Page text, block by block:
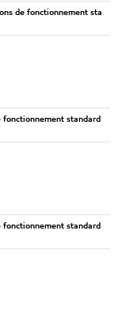
de fonctionnement sta
standard
standard